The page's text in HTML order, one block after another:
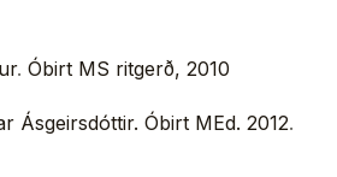
. Óbirt MS ritgerð, 2010
Ásgeirsdóttir. Óbirt MEd. 2012.